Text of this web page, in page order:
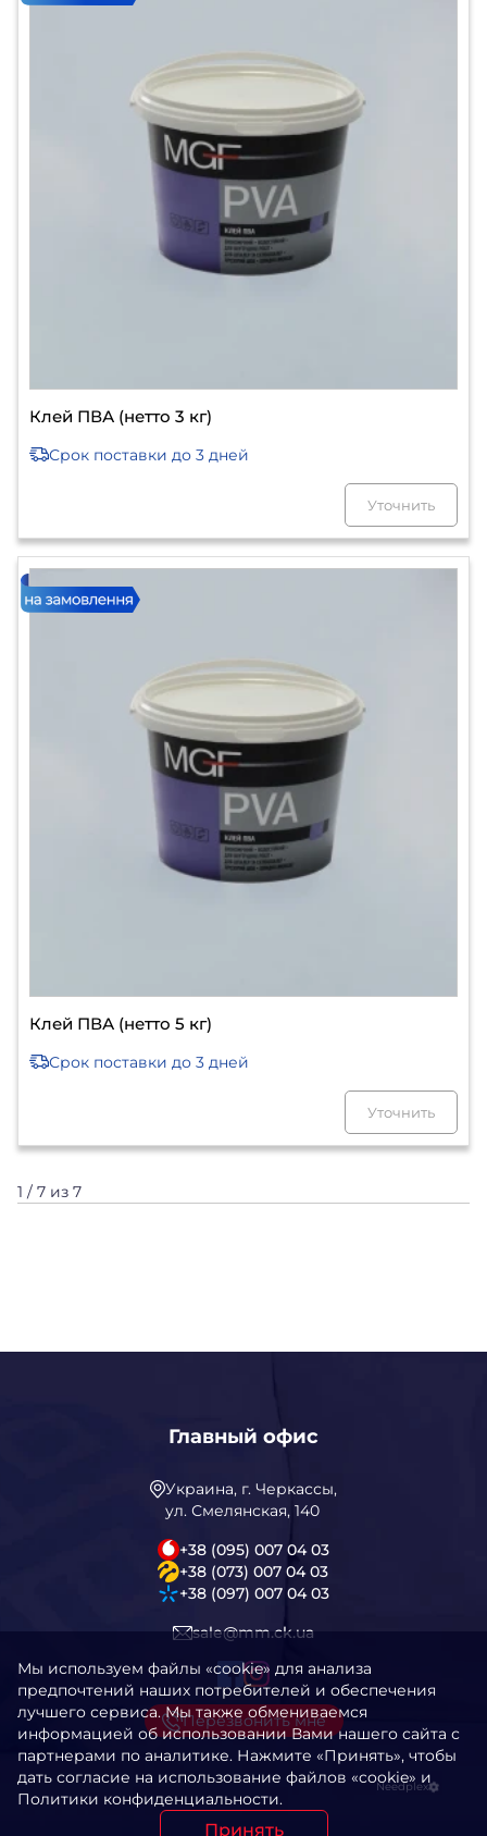
Клей ПВА (нетто 3 кг)
Срок поставки до 3 дней
Уточнить
Клей ПВА (нетто 5 кг)
Срок поставки до 3 дней
Уточнить
1 / 7 из 7
Главный офис
Украина, г. Черкассы,
ул. Смелянская, 140
+38 (095) 007 04 03
+38 (073) 007 04 03
+38 (097) 007 04 03
sale@mm.ck.ua
Перезвонить мне
Needplex
Мы используем файлы «cookie» для анализа
предпочтений наших потребителей и обеспечения
лучшего сервиса. Мы также обмениваемся
информацией об использовании Вами нашего сайта с
партнерами по аналитике. Нажмите «Принять», чтобы
дать согласие на использование файлов «cookie» и
Политики конфиденциальности.
Принять